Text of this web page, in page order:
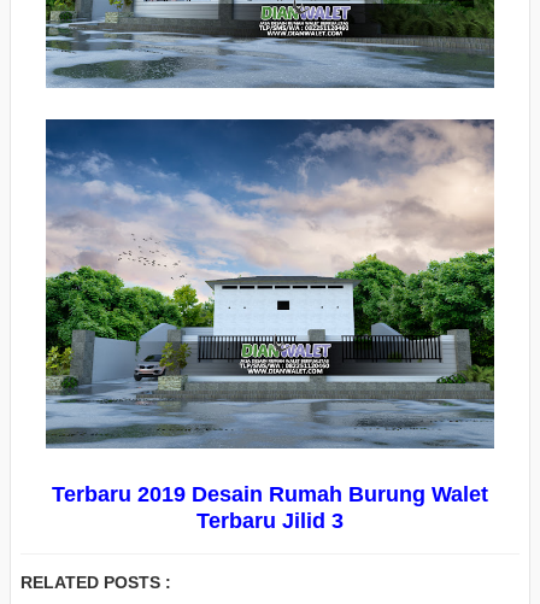
Terbaru 2019 Desain Rumah Burung Walet
Terbaru Jilid 3
RELATED POSTS :